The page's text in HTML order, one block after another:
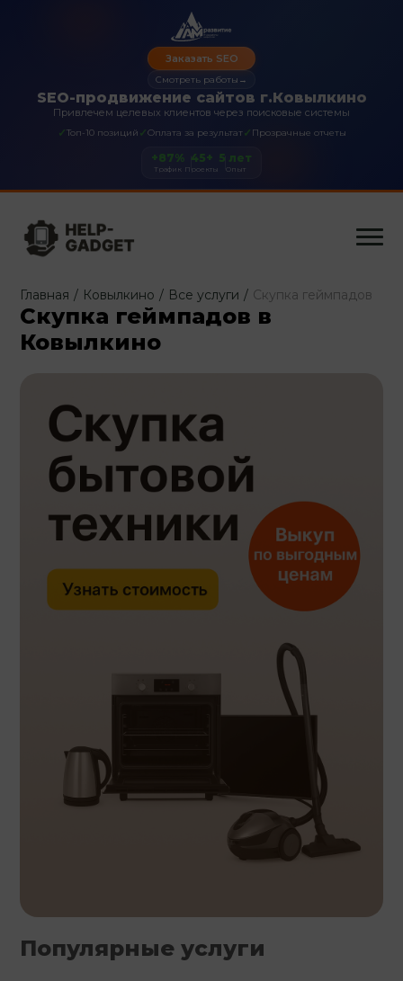
SEO-продвижение сайтов г.Ковылкино
Привлечем целевых клиентов через поисковые системы
✓Топ-10 позиций ✓Оплата за результат✓ Прозрачные отчеты
Заказать SEO
Смотреть работы →
+87%
Трафик
45+
Проекты
5 лет
Опыт
Главная / Ковылкино / Все услуги / Скупка геймпадов
Скупка геймпадов в
Ковылкино
Популярные услуги